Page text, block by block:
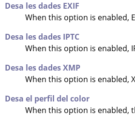
Desa les dades EXIF
When this option is enabled,
Desa les dades IPTC
When this option is enabled,
Desa les dades XMP
When this option is enabled,
Desa el perfil del color
When this option is enabled,